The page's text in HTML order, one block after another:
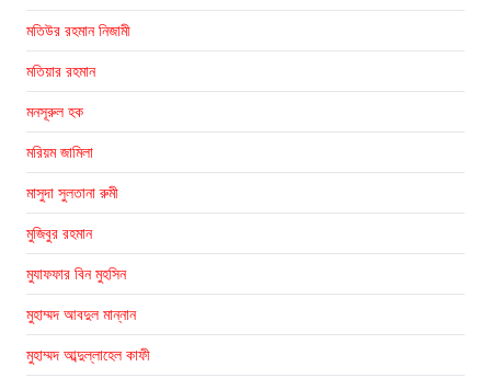
মতিউর রহমান নিজামী
মতিয়ার রহমান
মনসূরুল হক
মরিয়ম জামিলা
মাসুদা সুলতানা রুমী
মুজিবুর রহমান
মুযাফফার বিন মুহসিন
মুহাম্মদ আবদুল মান্নান
মুহাম্মদ আব্দুল্লাহেল কাফী